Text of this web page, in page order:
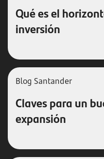
Qué es el
inversión
Blog Santander
Claves para un
expansión